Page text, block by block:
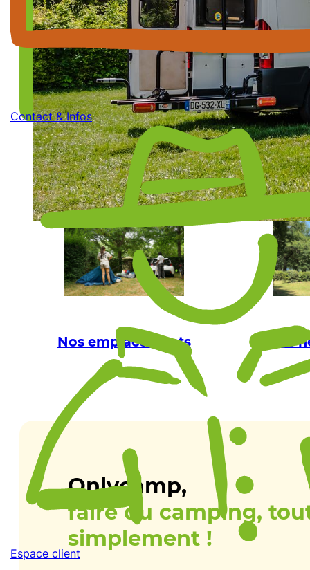
Contact & Infos
Espace client
d’accès wifi sur le camping.
Nos emplacements Nos
Onlycamp,
faire du camping,
simplement !